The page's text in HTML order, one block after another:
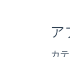
ア
カ